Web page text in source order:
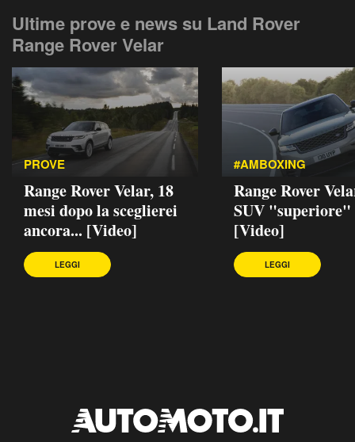
Ultime prove e news su Land Rover
Range Rover Velar
PROVE
Range Rover Velar, 18
mesi dopo la sceglierei
ancora... [Video]
LEGGI
#AMBOXING
Range Rover
SUV "superiore"
[Video]
LEGGI